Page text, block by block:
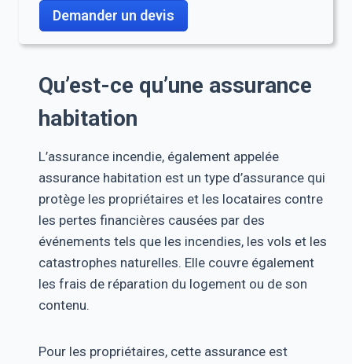
Demander un devis
Qu’est-ce qu’une assurance
habitation
L’assurance incendie, également appelée
assurance habitation est un type d’assurance qui
protège les propriétaires et les locataires contre
les pertes financières causées par des
événements tels que les incendies, les vols et les
catastrophes naturelles. Elle couvre également
les frais de réparation du logement ou de son
contenu.
Pour les propriétaires, cette assurance est